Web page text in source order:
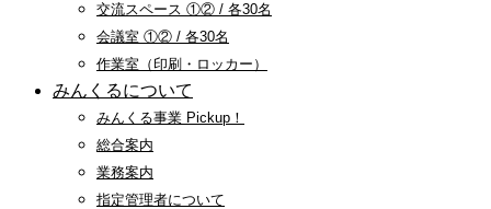
交流スペース ①② / 各30名
会議室 ①② / 各30名
作業室（印刷・ロッカー）
みんくるについて
みんくる事業 Pickup！
総合案内
業務案内
指定管理者について